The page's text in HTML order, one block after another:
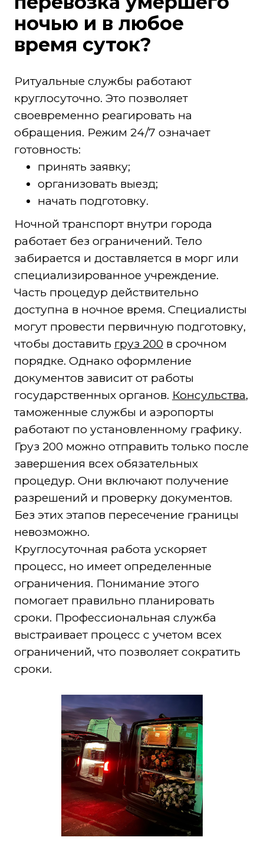
ночью и в любое
время суток?
Ритуальные службы работают
круглосуточно. Это позволяет
своевременно реагировать на
обращения. Режим 24/7 означает
готовность:
принять заявку;
организовать выезд;
начать подготовку.
Ночной транспорт внутри города
работает без ограничений. Тело
забирается и доставляется в морг или
специализированное учреждение.
Часть процедур действительно
доступна в ночное время. Специалисты
могут провести первичную подготовку,
чтобы доставить груз 200 в срочном
порядке. Однако оформление
документов зависит от работы
государственных органов. Консульства,
таможенные службы и аэропорты
работают по установленному графику.
Груз 200 можно отправить только после
завершения всех обязательных
процедур. Они включают получение
разрешений и проверку документов.
Без этих этапов пересечение границы
невозможно.
Круглосуточная работа ускоряет
процесс, но имеет определенные
ограничения. Понимание этого
помогает правильно планировать
сроки. Профессиональная служба
выстраивает процесс с учетом всех
ограничений, что позволяет сократить
сроки.